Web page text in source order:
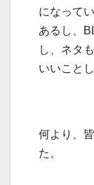
になって
あるし、
し、ネタ
いいこと
何より、
た。